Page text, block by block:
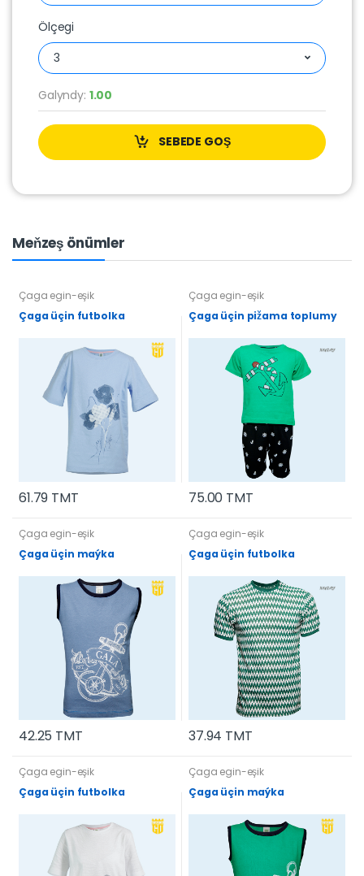
Ölçegi
3
Galyndy: 1.00
SEBEDE GOŞ
Meňzeş önümler
Çaga egin-eşik
Çaga üçin futbolka
61.79 TMT
Çaga egin-eşik
Çaga üçin pižama toplumy
75.00 TMT
Çaga egin-eşik
Çaga üçin maýka
42.25 TMT
Çaga egin-eşik
Çaga üçin futbolka
37.94 TMT
Çaga egin-eşik
Çaga üçin futbolka
Çaga egin-eşik
Çaga üçin maýka